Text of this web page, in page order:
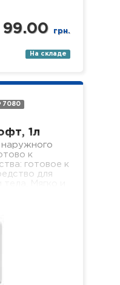
99.00 грн.
На складе
7080
1л
к
готовое к
для